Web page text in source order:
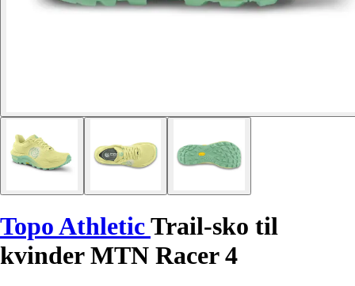
Topo AthleticTrail-sko til
kvinder MTN Racer 4